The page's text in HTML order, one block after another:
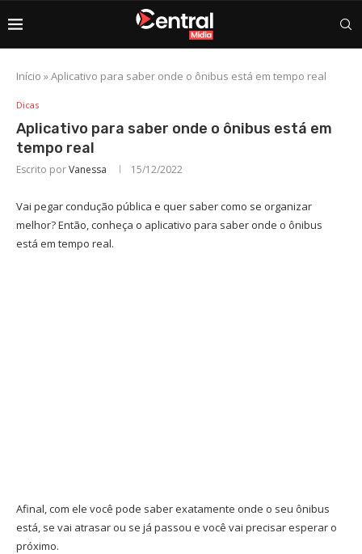
Início »Aplicativo para saber onde o ônibus está em tempo real
Dicas
Aplicativo para saber onde o ônibus está em
tempo real
Escrito porVanessa 15/12/2022
Vai pegar condução pública e quer saber como se organizar
melhor? Então, conheça o aplicativo para saber onde o ônibus
está em tempo real.
Afinal, com ele você pode saber exatamente onde o seu ônibus
está, se vai atrasar ou se já passou e você vai precisar esperar o
próximo.